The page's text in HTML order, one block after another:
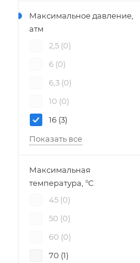
Максимальное давление,
атм
2,5 (0)
6 (0)
6,3 (0)
10 (0)
16 (3)
Показать все
Максимальная
температура, °C
45 (0)
50 (0)
60 (0)
70 (1)